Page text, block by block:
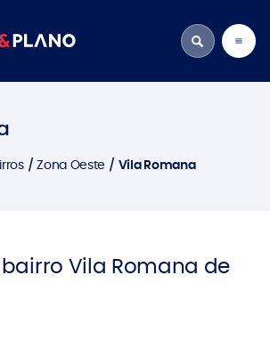
Zona Oeste Vila Romana
Vila Romana de